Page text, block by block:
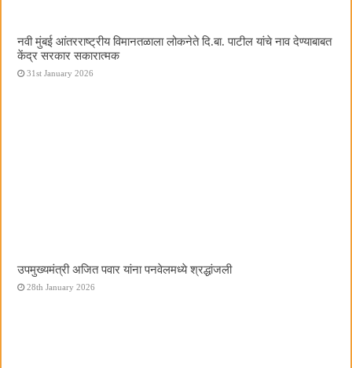
नवी मुंबई आंतरराष्ट्रीय विमानतळाला लोकनेते दि.बा. पाटील यांचे नाव देण्याबाबत
केंद्र सरकार सकारात्मक
31st January 2026
उपमुख्यमंत्री अजित पवार यांना पनवेलमध्ये श्रद्धांजली
28th January 2026